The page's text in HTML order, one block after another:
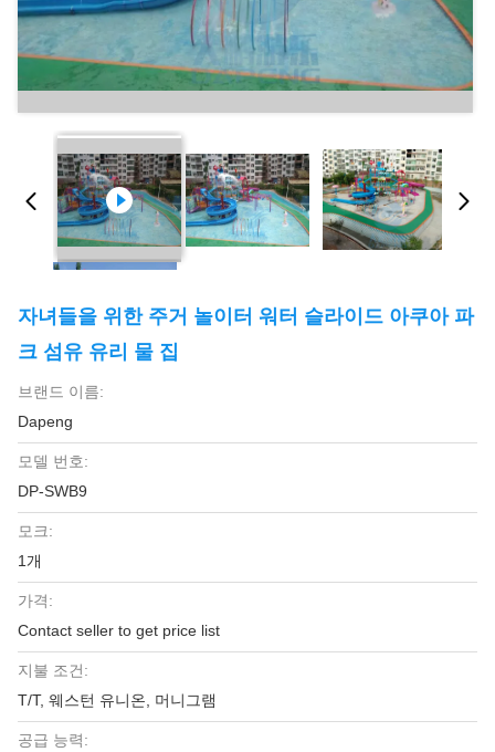
자녀들을 위한 주거 놀이터 워터 슬라이드 아쿠아 파
크 섬유 유리 물 집
브랜드 이름:
Dapeng
모델 번호:
DP-SWB9
모크:
1개
가격:
Contact seller to get price list
지불 조건:
T/T, 웨스턴 유니온, 머니그램
공급 능력: